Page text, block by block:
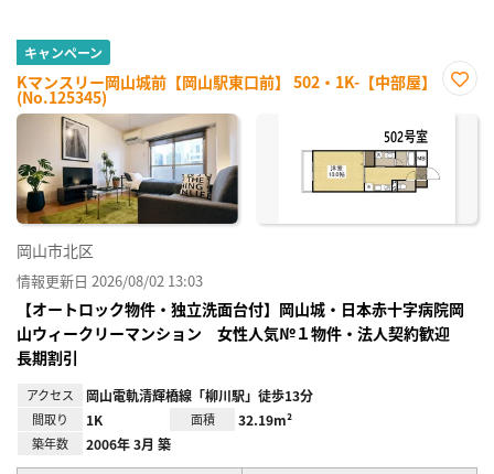
キャンペーン
Kマンスリー岡山城前【岡山駅東口前】 502・1K-【中部屋】
(No.125345)
に入
岡山市北区
情報更新日 2026/08/02 13:03
【オートロック物件・独立洗面台付】岡山城・日本赤十字病院岡
山ウィークリーマンション 女性人気№１物件・法人契約歓迎
長期割引
アクセス 岡山電軌清輝橋線「柳川駅」徒歩13分
間取り 1K 面積 32.19m²
築年数 2006年 3月 築